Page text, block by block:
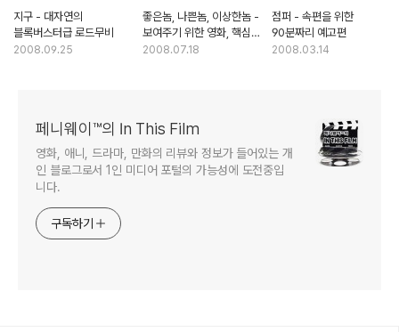
지구 - 대자연의
블록버스터급 로드무비
2008.09.25
좋은놈, 나쁜놈, 이상한놈 -
보여주기 위한 영화, 핵심은
액션 뿐
2008.07.18
점퍼 - 속편을 위한
90분짜리 예고편
2008.03.14
페니웨이™의 In This Film
영화, 애니, 드라마, 만화의 리뷰와 정보가 들어있는 개
인 블로그로서 1인 미디어 포털의 가능성에 도전중입
니다.
구독하기